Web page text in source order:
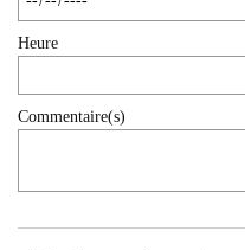
Heure
Commentaire(s)